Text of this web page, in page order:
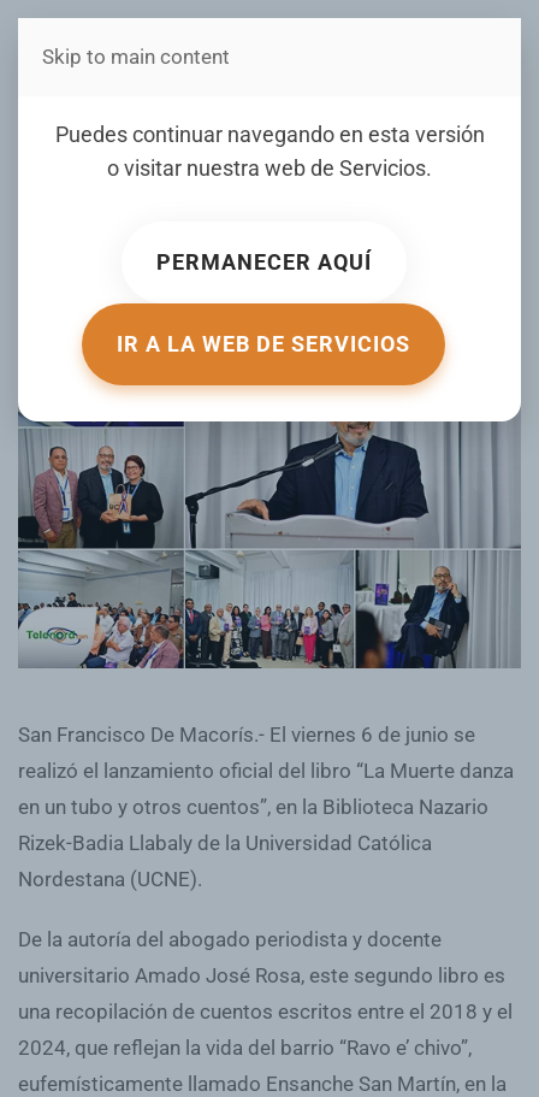
Estás en Telenord Medios
Puedes continuar navegando en esta versión
o visitar nuestra web de Servicios.
PERMANECER AQUÍ
IR A LA WEB DE SERVICIOS
Skip to main content
Amado José Rosa presenta
“La Muerte danza en un
ESCRITO POR TELENORD.COM EL07 JUNIO 2025
San Francisco De Macorís.- El viernes 6 de junio se
realizó el lanzamiento oficial del libro “La Muerte danza
en un tubo y otros cuentos”, en la Biblioteca Nazario
Rizek-Badia Llabaly de la Universidad Católica
Nordestana (UCNE).
De la autoría del abogado periodista y docente
universitario Amado José Rosa, este segundo libro es
una recopilación de cuentos escritos entre el 2018 y el
2024, que reflejan la vida del barrio “Ravo e’ chivo”,
eufemísticamente llamado Ensanche San Martín, en la